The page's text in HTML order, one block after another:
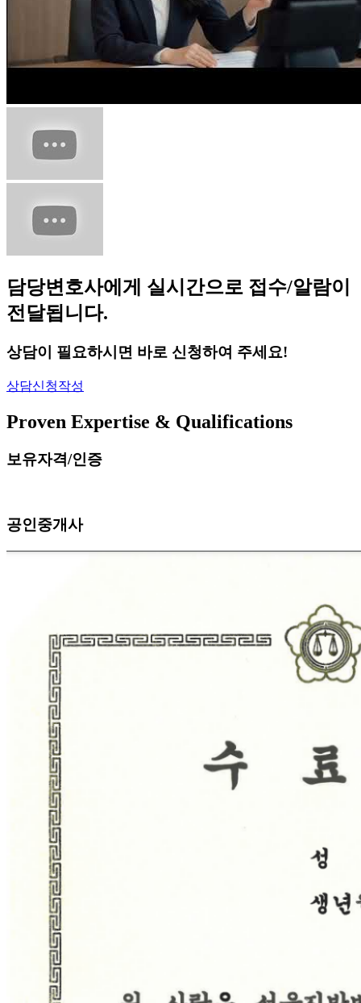
담당변호사에게 실시간으로 접수/알람이
전달됩니다.
상담이 필요하시면 바로 신청하여 주세요!
상담신청작성
Proven Expertise & Qualifications
보유자격/인증
공인중개사